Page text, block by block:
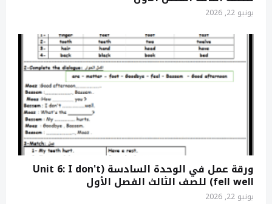
يونيو 22, 2026
ورقة عمل في الوحدة السادسة (Unit 6: I don't
fell well) للصف الثالث الفصل الأول
يونيو 22, 2026